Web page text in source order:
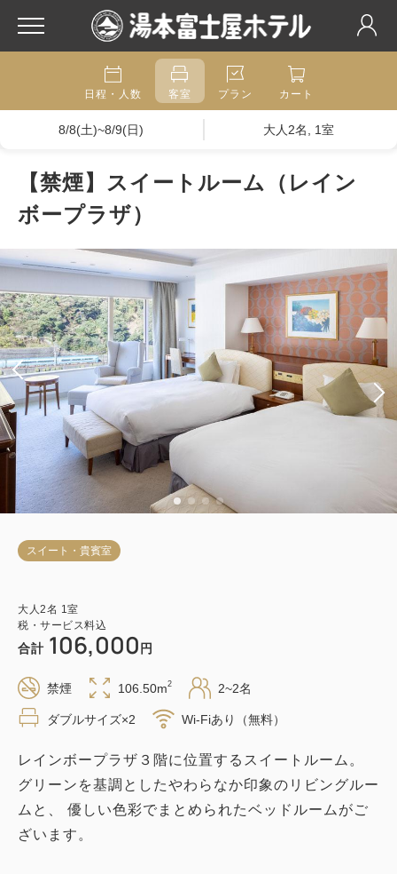
日程・人数 客室 プラン カート
8/8(土)~8/9(日) 大人2名, 1室
【禁煙】スイートルーム（レイン
ボープラザ）
スイート・貴賓室
大人2名 1室
税・サービス料込
合計 106,000 円
禁煙 106.50m2 2~2名
ダブルサイズ×2 Wi-Fiあり（無料）
レインボープラザ３階に位置するスイートルーム。
グリーンを基調としたやわらなか印象のリビングルー
ムと、 優しい色彩でまとめられたベッドルームがご
ざいます。